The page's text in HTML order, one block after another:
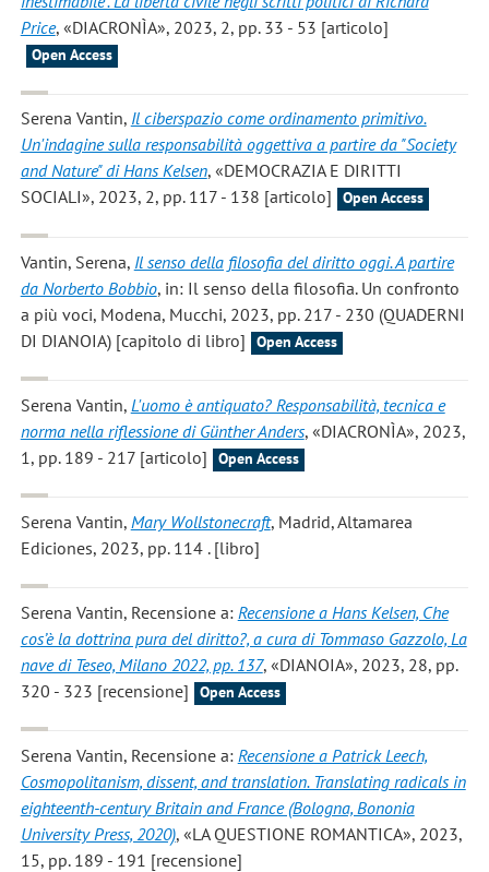
Price, «DIACRONÌA», 2023, 2, pp. 33 - 53 [articolo]
Open Access
Serena Vantin, Il ciberspazio come ordinamento primitivo.
Un'indagine sulla responsabilità oggettiva a partire da "Society
and Nature" di Hans Kelsen, «DEMOCRAZIA E DIRITTI
SOCIALI», 2023, 2, pp. 117 - 138 [articolo]
Open Access
Vantin, Serena, Il senso della filosofia del diritto oggi. A partire
da Norberto Bobbio, in: Il senso della filosofia. Un confronto
a più voci, Modena, Mucchi, 2023, pp. 217 - 230 (QUADERNI
DI DIANOIA) [capitolo di libro]
Open Access
Serena Vantin, L'uomo è antiquato? Responsabilità, tecnica e
norma nella riflessione di Günther Anders, «DIACRONÌA», 2023,
1, pp. 189 - 217 [articolo]
Open Access
Serena Vantin, Mary Wollstonecraft, Madrid, Altamarea
Ediciones, 2023, pp. 114 . [libro]
Serena Vantin, Recensione a: Recensione a Hans Kelsen, Che
cos’è la dottrina pura del diritto?, a cura di Tommaso Gazzolo, La
nave di Teseo, Milano 2022, pp. 137, «DIANOIA», 2023, 28, pp.
320 - 323 [recensione]
Open Access
Serena Vantin, Recensione a: Recensione a Patrick Leech,
Cosmopolitanism, dissent, and translation. Translating radicals in
eighteenth-century Britain and France (Bologna, Bononia
University Press, 2020), «LA QUESTIONE ROMANTICA», 2023,
15, pp. 189 - 191 [recensione]